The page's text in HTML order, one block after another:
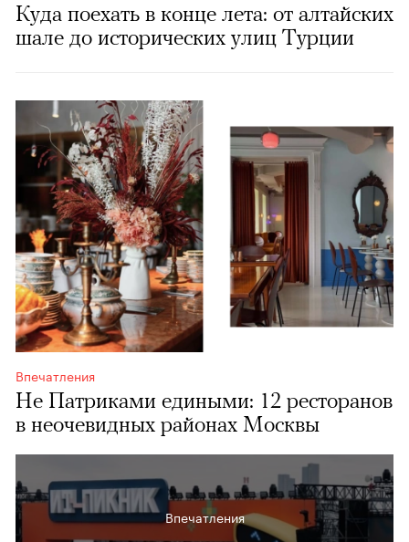
Куда поехать в конце лета: от алтайских
шале до исторических улиц Турции
Впечатления
Не Патриками едиными: 12 ресторанов
в неочевидных районах Москвы
Впечатления